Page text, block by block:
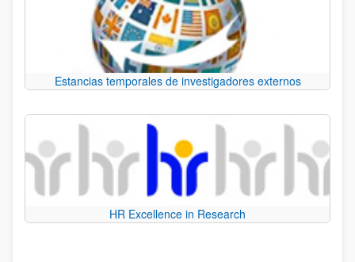
Estancias temporales de investigadores externos
HR Excellence in Research